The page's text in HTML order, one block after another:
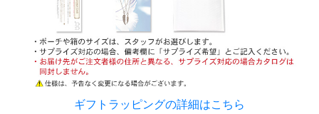
ギフトラッピングの詳細はこちら